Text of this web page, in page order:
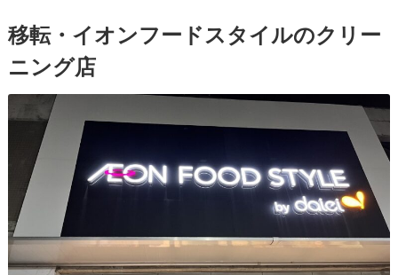
移転・イオンフードスタイルのクリー
ニング店